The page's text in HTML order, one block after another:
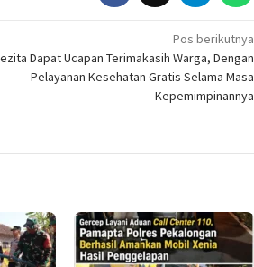
Pos berikutnya
Dapat Ucapan Terimakasih Warga, Dengan
Pelayanan Kesehatan Gratis Selama Masa
Kepemimpinannya